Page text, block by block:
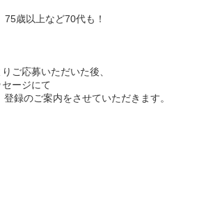
歳以上など70代も！
ご応募いただいた後、
ージにて
録のご案内をさせていただきます。